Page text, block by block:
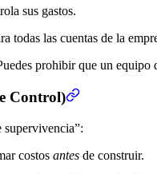
sus gastos.
todas las cuentas de la
prohibir que un equipo
Control)
supervivencia”:
costos antes de construir.